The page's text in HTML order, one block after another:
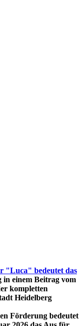
"Luca" bedeutet das
in einem Beitrag vom
kompletten
Heidelberg
Förderung bedeutet